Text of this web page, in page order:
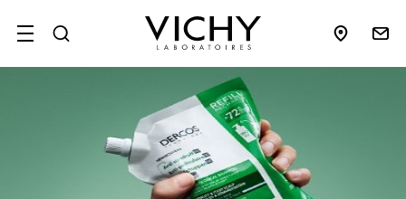
SITE MENU